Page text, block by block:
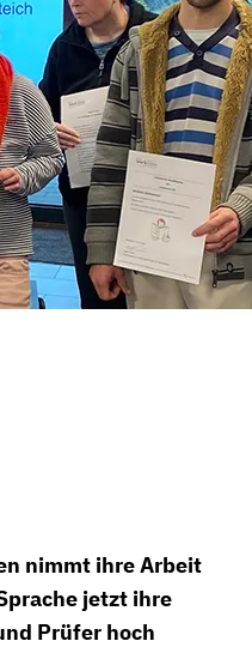
nimmt ihre Arbeit
jetzt ihre
Prüfer hoch